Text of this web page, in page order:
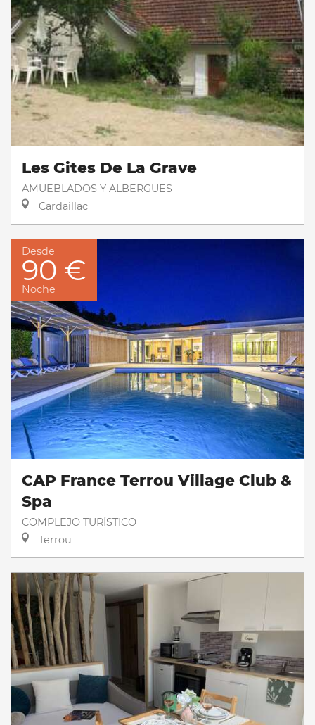
Les Gites De La Grave
AMUEBLADOS Y ALBERGUES
Cardaillac
Desde
90 €
Noche
CAP France Terrou Village Club &
Spa
COMPLEJO TURÍSTICO
Terrou